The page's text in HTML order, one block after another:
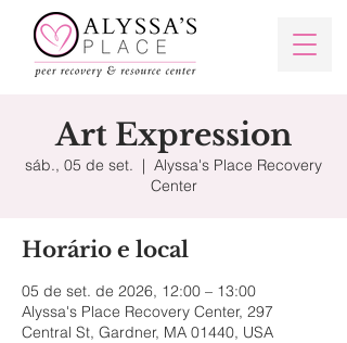
Art Expression
sáb., 05 de set.
  |
Alyssa's Place Recovery
Center
Horário e local
05 de set. de 2026, 12:00 – 13:00
Alyssa's Place Recovery Center, 297
Central St, Gardner, MA 01440, USA